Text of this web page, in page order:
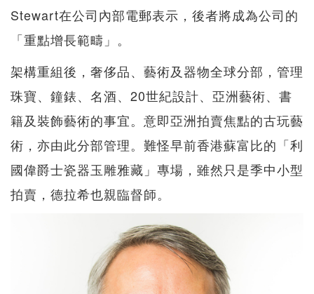
Stewart在公司內部電郵表示，後者將成為公司的
「重點增長範疇」。
架構重組後，奢侈品、藝術及器物全球分部，管理
珠寶、鐘錶、名酒、20世紀設計、亞洲藝術、書
籍及裝飾藝術的事宜。意即亞洲拍賣焦點的古玩藝
術，亦由此分部管理。難怪早前香港蘇富比的「利
國偉爵士瓷器玉雕雅藏」專場，雖然只是季中小型
拍賣，德拉希也親臨督師。